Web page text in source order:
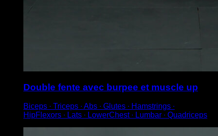
Double fente avec burpee et muscle up
Biceps ∙ Triceps ∙ Abs ∙ Glutes ∙ Hamstrings ∙
HipFlexors ∙ Lats ∙ LowerChest ∙ Lumbar ∙ Quadriceps